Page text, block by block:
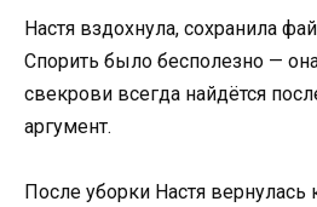
Настя вздохнула, сохранила
Спорить было бесполезно —
свекрови всегда найдётся
аргумент.
После уборки Настя вернулась